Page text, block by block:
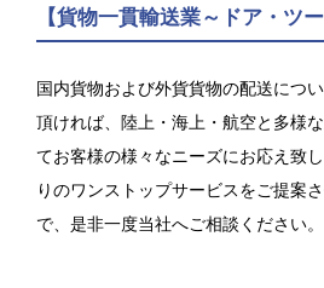
【貨物一貫輸送業～ドア・ツ
国内貨物および外貨貨物の配送につ
頂ければ、陸上・海上・航空と多様
てお客様の様々なニーズにお応え致
りのワンストップサービスをご提案
で、是非一度当社へご相談ください。